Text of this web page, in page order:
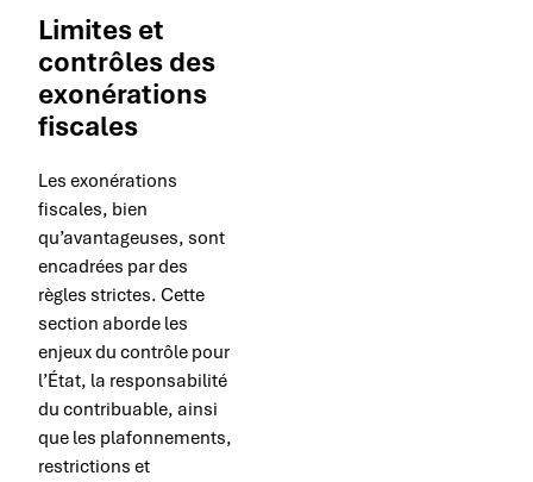
Limites et
contrôles des
exonérations
fiscales
Les exonérations
fiscales, bien
qu’avantageuses, sont
encadrées par des
règles strictes. Cette
section aborde les
enjeux du contrôle pour
l’État, la responsabilité
du contribuable, ainsi
que les plafonnements,
restrictions et